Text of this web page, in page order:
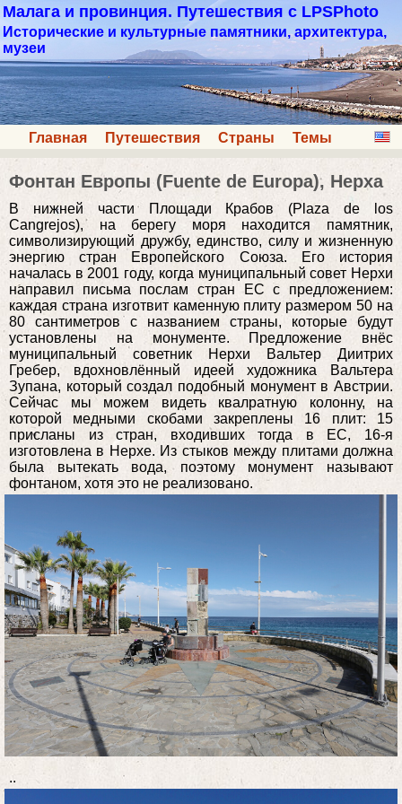
Малага и провинция. Путешествия с LPSPhoto
Исторические и культурные памятники, архитектура,
музеи
Главная Путешествия Страны Темы
Фонтан Европы (Fuente de Europa), Нерха
В нижней части Площади Крабов (Plaza de los
Cangrejos), на берегу моря находится памятник,
символизирующий дружбу, единство, силу и жизненную
энергию стран Европейского Союза. Его история
началась в 2001 году, когда муниципальный совет Нерхи
направил письма послам стран ЕС с предложением:
каждая страна изготвит каменную плиту размером 50 на
80 сантиметров с названием страны, которые будут
установлены на монументе. Предложение внёс
муниципальный советник Нерхи Вальтер Диитрих
Гребер, вдохновлённый идеей художника Вальтера
Зупана, который создал подобный монумент в Австрии.
Сейчас мы можем видеть квалратную колонну, на
которой медными скобами закреплены 16 плит: 15
присланы из стран, входивших тогда в ЕС, 16-я
изготовлена в Нерхе. Из стыков между плитами должна
была вытекать вода, поэтому монумент называют
фонтаном, хотя это не реализовано.
..